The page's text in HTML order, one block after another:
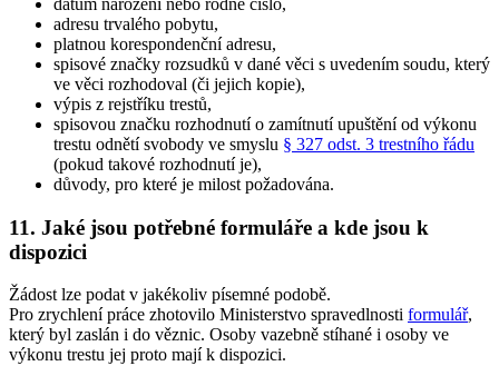
datum narození nebo rodné číslo,
adresu trvalého pobytu,
platnou korespondenční adresu,
spisové značky rozsudků v dané věci s uvedením soudu, který
ve věci rozhodoval (či jejich kopie),
výpis z rejstříku trestů,
spisovou značku rozhodnutí o zamítnutí upuštění od výkonu
trestu odnětí svobody ve smyslu § 327 odst. 3 trestního řádu
(pokud takové rozhodnutí je),
důvody, pro které je milost požadována.
11. Jaké jsou potřebné formuláře a kde jsou k
dispozici
Žádost lze podat v jakékoliv písemné podobě.
Pro zrychlení práce zhotovilo Ministerstvo spravedlnosti formulář,
který byl zaslán i do věznic. Osoby vazebně stíhané i osoby ve
výkonu trestu jej proto mají k dispozici.